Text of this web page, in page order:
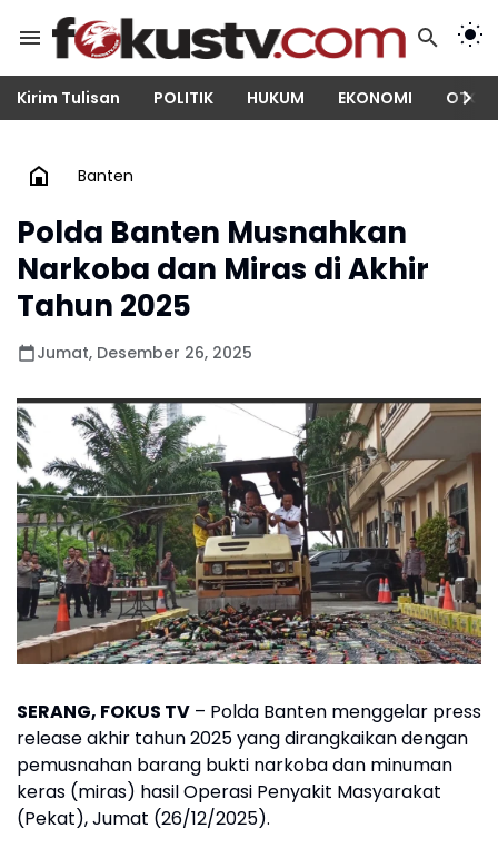
Kirim Tulisan POLITIK HUKUM EKONOMI
Banten
Polda Banten Musnahkan
Narkoba dan Miras di Akhir
Tahun 2025
Jumat, Desember 26, 2025
SERANG, FOKUS TV – Polda Banten menggelar press
release akhir tahun 2025 yang dirangkaikan dengan
pemusnahan barang bukti narkoba dan minuman
keras (miras) hasil Operasi Penyakit Masyarakat
(Pekat), Jumat (26/12/2025).